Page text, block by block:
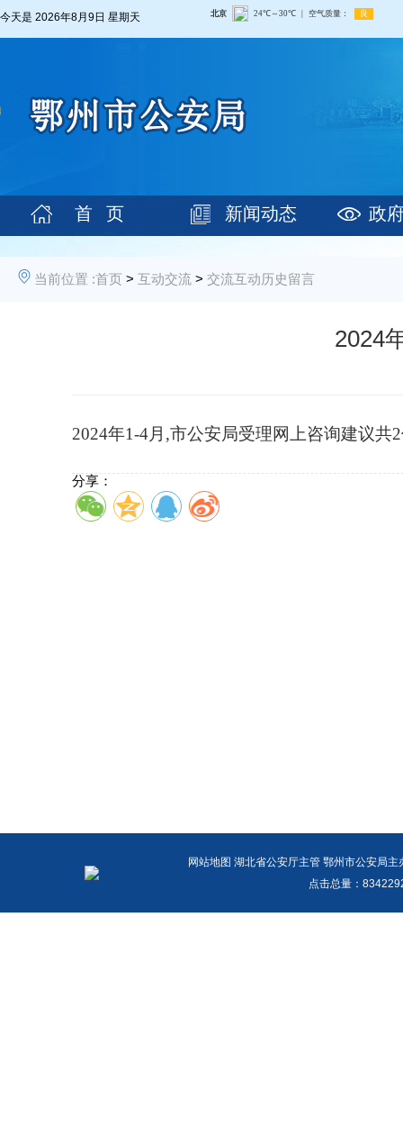
今天是 2026年8月9日 星期天
首 页 新闻动态 政
当前位置 :首页 > 互动交流 > 交流互动历史留言
2024
2024年1-4月,市公安局受理网上咨询建议共
分享：
网站地图 湖北省公安厅主管 鄂州市公安局
点击总量：